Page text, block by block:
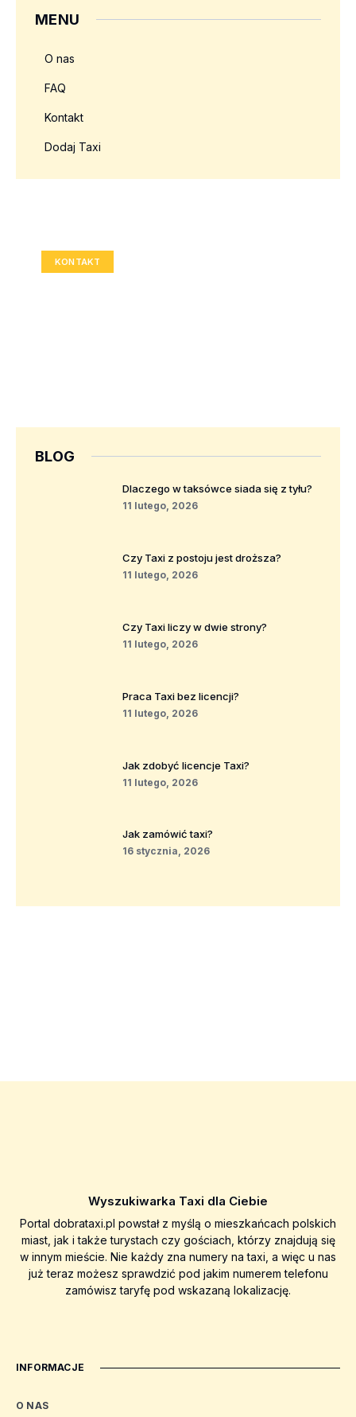
MENU
O nas
FAQ
Kontakt
Dodaj Taxi
KONTAKT
BLOG
Dlaczego w taksówce siada się z tyłu?
11 lutego, 2026
Czy Taxi z postoju jest droższa?
11 lutego, 2026
Czy Taxi liczy w dwie strony?
11 lutego, 2026
Praca Taxi bez licencji?
11 lutego, 2026
Jak zdobyć licencje Taxi?
11 lutego, 2026
Jak zamówić taxi?
16 stycznia, 2026
Wyszukiwarka Taxi dla Ciebie
Portal dobrataxi.pl powstał z myślą o mieszkańcach polskich
miast, jak i także turystach czy gościach, którzy znajdują się
w innym mieście. Nie każdy zna numery na taxi, a więc u nas
już teraz możesz sprawdzić pod jakim numerem telefonu
zamówisz taryfę pod wskazaną lokalizację.
INFORMACJE
O NAS